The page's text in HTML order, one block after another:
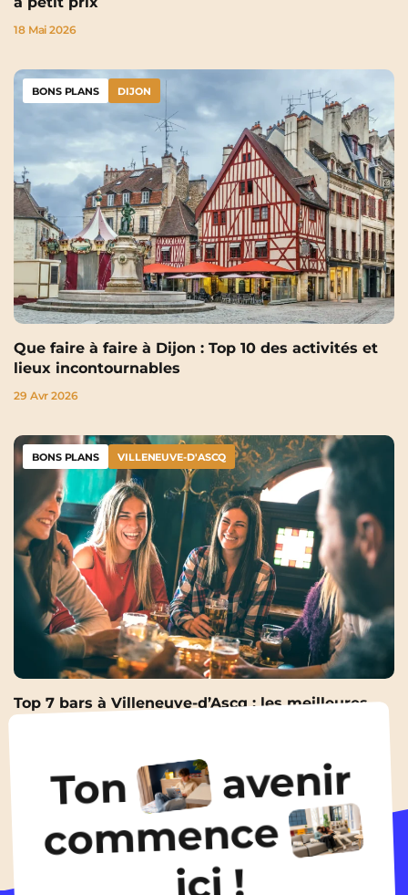
Toutes les actualités
18 Mai 2026
BONS PLANS DIJON
Que faire à faire à Dijon : Top 10 des activités et
lieux incontournables
29 Avr 2026
BONS PLANS VILLENEUVE-D'ASCQ
Top 7 bars à Villeneuve-d’Ascq : les meilleures
Ton avenir
commence
ici !